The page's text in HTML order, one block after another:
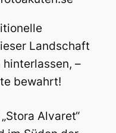
Landschaft
–
bewahrt!
Alvaret“